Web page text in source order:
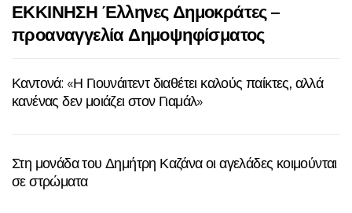
ΕΚΚΙΝΗΣΗ Έλληνες Δημοκράτες –
προαναγγελία Δημοψηφίσματος
Καντονά: «Η Γιουνάιτεντ διαθέτει καλούς παίκτες, αλλά
κανένας δεν μοιάζει στον Γιαμάλ»
Στη μονάδα του Δημήτρη Καζάνα οι αγελάδες κοιμούνται
σε στρώματα